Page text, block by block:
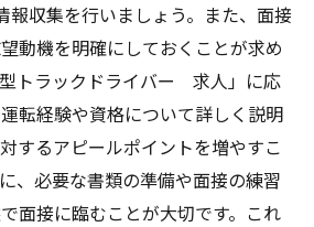
報収集を行いましょう。また、面接
動機を明確にしておくことが求め
トラックドライバー 求人」に応
転経験や資格について詳しく説明
するアピールポイントを増やすこ
、必要な書類の準備や面接の練習
面接に臨むことが大切です。これ